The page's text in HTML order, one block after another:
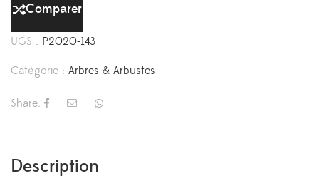
Comparer
UGS : P2020-143
Catégorie : Arbres & Arbustes
Share:
Description